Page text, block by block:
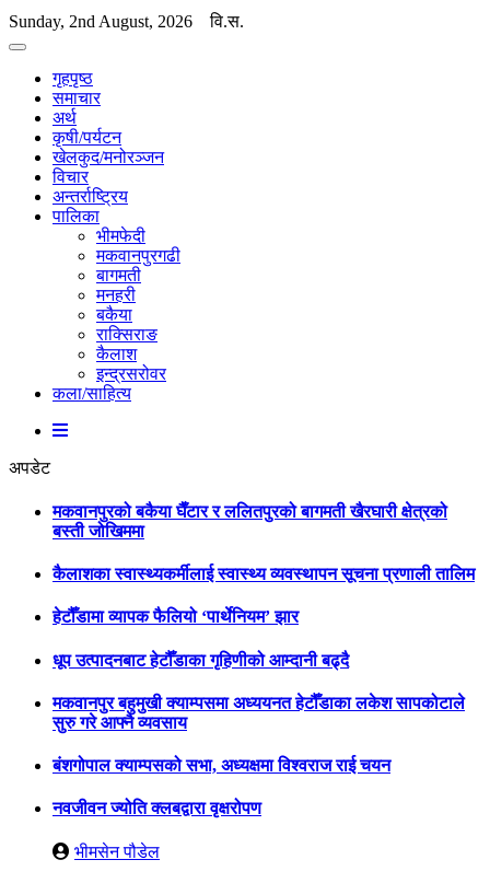
Sunday, 2nd August, 2026 वि.स.
गृहपृष्ठ
समाचार
अर्थ
कृषी/पर्यटन
खेलकुद/मनोरञ्जन
विचार
अन्तर्राष्ट्रिय
पालिका
भीमफेदी
मकवानपुरगढी
बागमती
मनहरी
बकैया
राक्सिराङ
कैलाश
इन्द्रसरोवर
कला/साहित्य
अपडेट
मकवानपुरको बकैया घैँटार र ललितपुरको बागमती खैरघारी क्षेत्रको
बस्ती जोखिममा
कैलाशका स्वास्थ्यकर्मीलाई स्वास्थ्य व्यवस्थापन सूचना प्रणाली तालिम
हेटौँडामा व्यापक फैलियो ‘पार्थेनियम’ झार
धूप उत्पादनबाट हेटौँडाका गृहिणीको आम्दानी बढ्दै
मकवानपुर बहुमुखी क्याम्पसमा अध्ययनत हेटौँडाका लकेश सापकोटाले
सुरु गरे आफ्नै व्यवसाय
बंशगोपाल क्याम्पसको सभा, अध्यक्षमा विश्वराज राई चयन
नवजीवन ज्योति क्लबद्वारा वृक्षरोपण
भीमसेन पौडेल